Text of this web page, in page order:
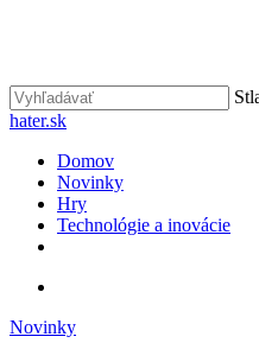
content
Close
hater.sk
vyhľadávať
Menu
Domov
Novinky
Hry
Technológie a inovácie
Novinky